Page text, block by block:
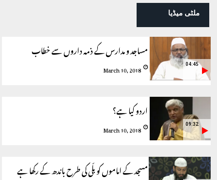
ملٹی میڈیا
مساجد و مدارس کے ذمہ داروں سے خطاب
March 10, 2018 04:45
اردو کیا ہے؟
March 10, 2018 09:32
مسجد کے اماموں کو بلّی کی طرح باندھ کے رکھا ہے